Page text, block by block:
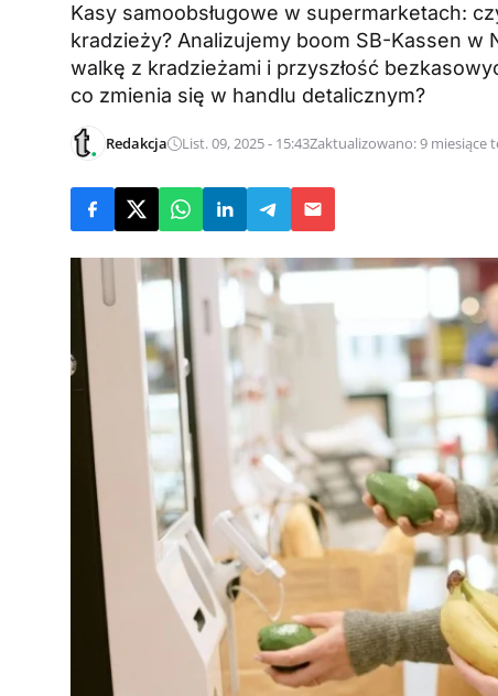
Kasy samoobsługowe w supermarketach:
kradzieży? Analizujemy boom SB-Kassen
walkę z kradzieżami i przyszłość
co zmienia się w handlu detalicznym?
Redakcja List. 09, 2025 - 15:43Zaktualizowano: 9 miesiące